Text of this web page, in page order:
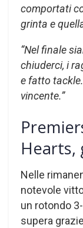
comportati
grinta e
“Nel finale
chiuderci, i
e fatto
vincente.”
Hearts,
Nelle
notevole
un rotondo 3-
supera